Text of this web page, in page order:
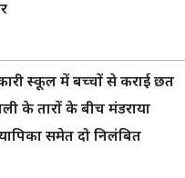
स्कूल में बच्चों से कराई छत
के तारों के बीच मंडराया
समेत दो निलंबित